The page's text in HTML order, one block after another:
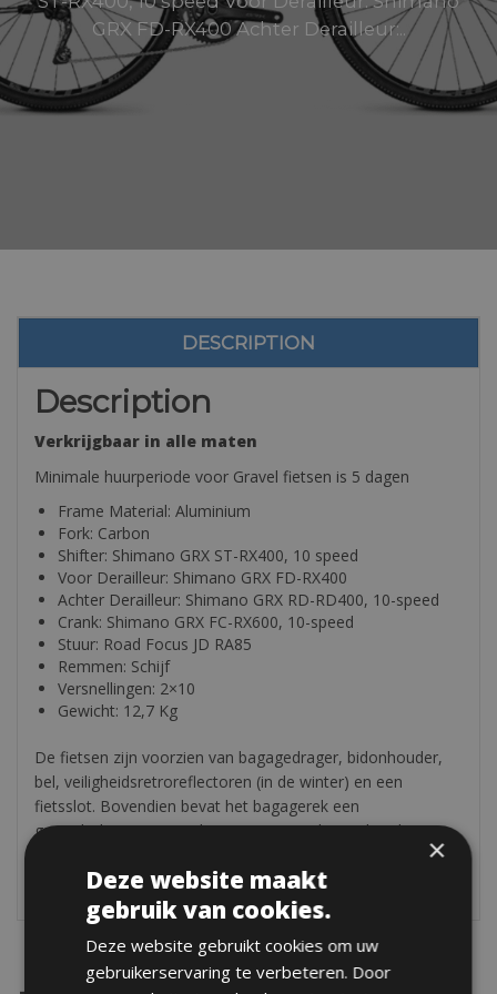
GRX FD-RX400 Achter Derailleur:..
DESCRIPTION
Description
Verkrijgbaar in alle maten
Minimale huurperiode voor Gravel fietsen is 5 dagen
Frame Material: Aluminium
Fork: Carbon
Shifter: Shimano GRX ST-RX400, 10 speed
Voor Derailleur: Shimano GRX FD-RX400
Achter Derailleur: Shimano GRX RD-RD400, 10-speed
Crank: Shimano GRX FC-RX600, 10-speed
Stuur: Road Focus JD RA85
Remmen: Schijf
Versnellingen: 2×10
Gewicht: 12,7 Kg
De fietsen zijn voorzien van bagagedrager, bidonhouder,
bel, veiligheidsretroreflectoren (in de winter) en een
fietsslot. Bovendien bevat het bagagerek een
gereedschapsset met daarin: een extra binnenband, pomp,
multifunctionele fietssleutel, reparatieset, pedaalsleutel en
bandenlichters.
×
Deze website maakt
gebruik van cookies.
Deze website gebruikt cookies om uw
gebruikerservaring te verbeteren. Door